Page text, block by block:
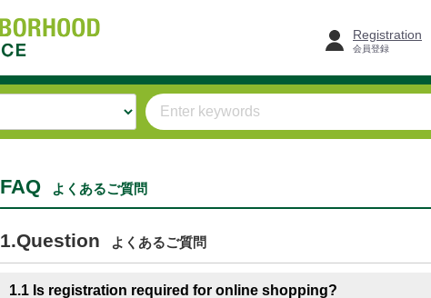
Registration
会員登録
FAQ よくあるご質問
1.Question よくあるご質問
1.1 Is registration required for online shopping?